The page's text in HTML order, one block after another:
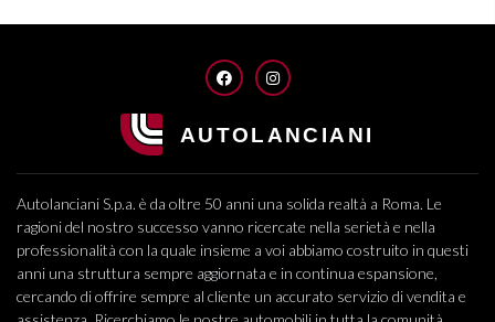
FACEBOOKINSTAGRAM
Autolanciani S.p.a. è da oltre 50 anni una solida realtà a Roma. Le
ragioni del nostro successo vanno ricercate nella serietà e nella
professionalità con la quale insieme a voi abbiamo costruito in questi
anni una struttura sempre aggiornata e in continua espansione,
cercando di offrire sempre al cliente un accurato servizio di vendita e